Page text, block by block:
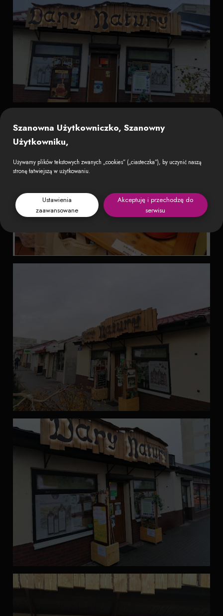
Szanowna Użytkowniczko, Szanowny
Użytkowniku,
Używamy plików tekstowych zwanych „cookies” („ciasteczka”), by uczynić naszą
stronę łatwiejszą w użytkowaniu.
Ustawienia
zaawansowane
Akceptuję i przechodzę do
serwisu